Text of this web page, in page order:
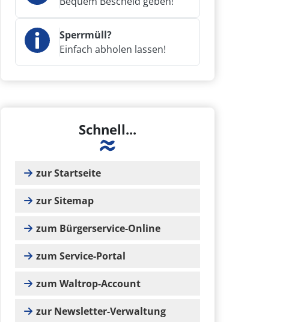
Sperrmüll?
Einfach abholen lassen!
Schnell...
zur Startseite
zur Sitemap
zum Bürgerservice-Online
zum Service-Portal
zum Waltrop-Account
zur Newsletter-Verwaltung